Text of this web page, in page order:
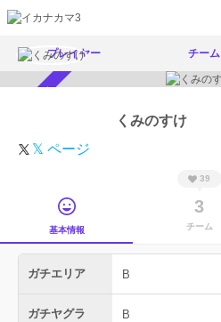
プレイヤー チーム
くみのすけ
𝕏 ページ
基本情報
39
3
チーム
ガチエリア B
ガチヤグラ B